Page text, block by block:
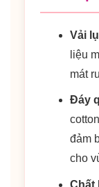
Vải
liệu
mát
Đáy
đảm
cho
Chất